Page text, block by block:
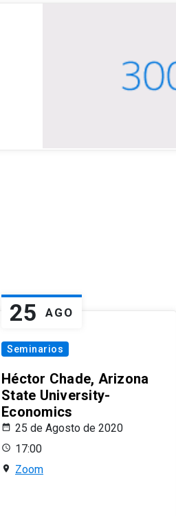
25 AGO
Seminarios
Héctor Chade, Arizona
State University-
Economics
25 de Agosto de 2020
17:00
Zoom